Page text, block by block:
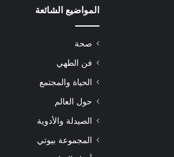
المواضيع الشائعة
صحة
فن الطهي
الحياة والمجتمع
حول العالم
الصيدلة والأدوية
المجموعة بيوتي